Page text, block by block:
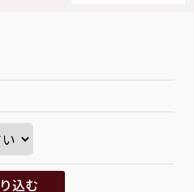
込む